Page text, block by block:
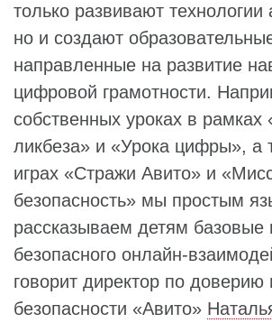
только развивают
но и создают
направленные на развитие
цифровой грамотности.
собственных уроках в
ликбеза» и «Урока цифры», а
играх «Стражи Авито» и
безопасность» мы простым
рассказываем детям базовые
безопасного онлайн-
говорит директор по доверию
безопасности «Авито»